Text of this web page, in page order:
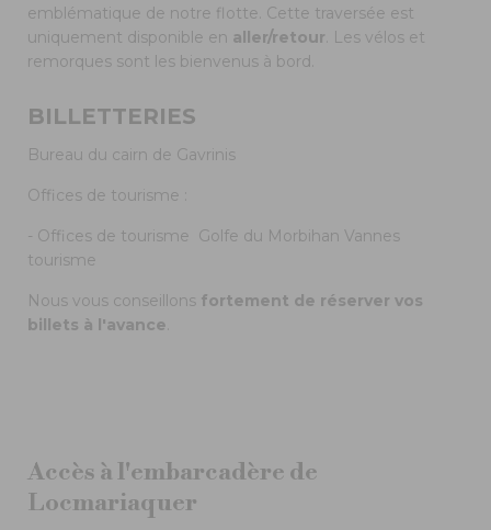
emblématique de notre flotte. Cette traversée est
uniquement disponible en aller/retour . Les vélos et
remorques sont les bienvenus à bord.
BILLETTERIES
Bureau du cairn de Gavrinis
Offices de tourisme :
- Offices de tourisme Golfe du Morbihan Vannes
tourisme
Nous vous conseillons fortement de réserver vos
billets à l'avance
Accès à l'embarcadère de
Locmariaquer